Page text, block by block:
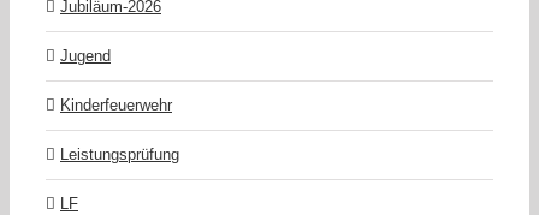
Jubiläum-2026
Jugend
Kinderfeuerwehr
Leistungsprüfung
LF